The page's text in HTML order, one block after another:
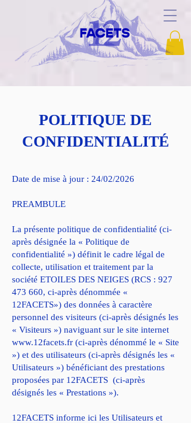
POLITIQUE DE
CONFIDENTIALITÉ
Date de mise à jour : 24/02/2026
PREAMBULE
La présente politique de confidentialité (ci-
après désignée la « Politique de
confidentialité ») définit le cadre légal de
collecte, utilisation et traitement par la
société ETOILES DES NEIGES (RCS : 927
473 660, ci-après dénommée «
12FACETS») des données à caractère
personnel des visiteurs (ci-après désignés les
« Visiteurs ») naviguant sur le site internet
www.12facets.fr (ci-après dénommé le « Site
») et des utilisateurs (ci-après désignés les «
Utilisateurs ») bénéficiant des prestations
proposées par 12FACETS (ci-après
désignés les « Prestations »).
12FACETS informe ici les Utilisateurs et